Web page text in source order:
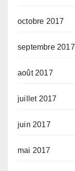
octobre 2017
septembre 2017
août 2017
juillet 2017
juin 2017
mai 2017